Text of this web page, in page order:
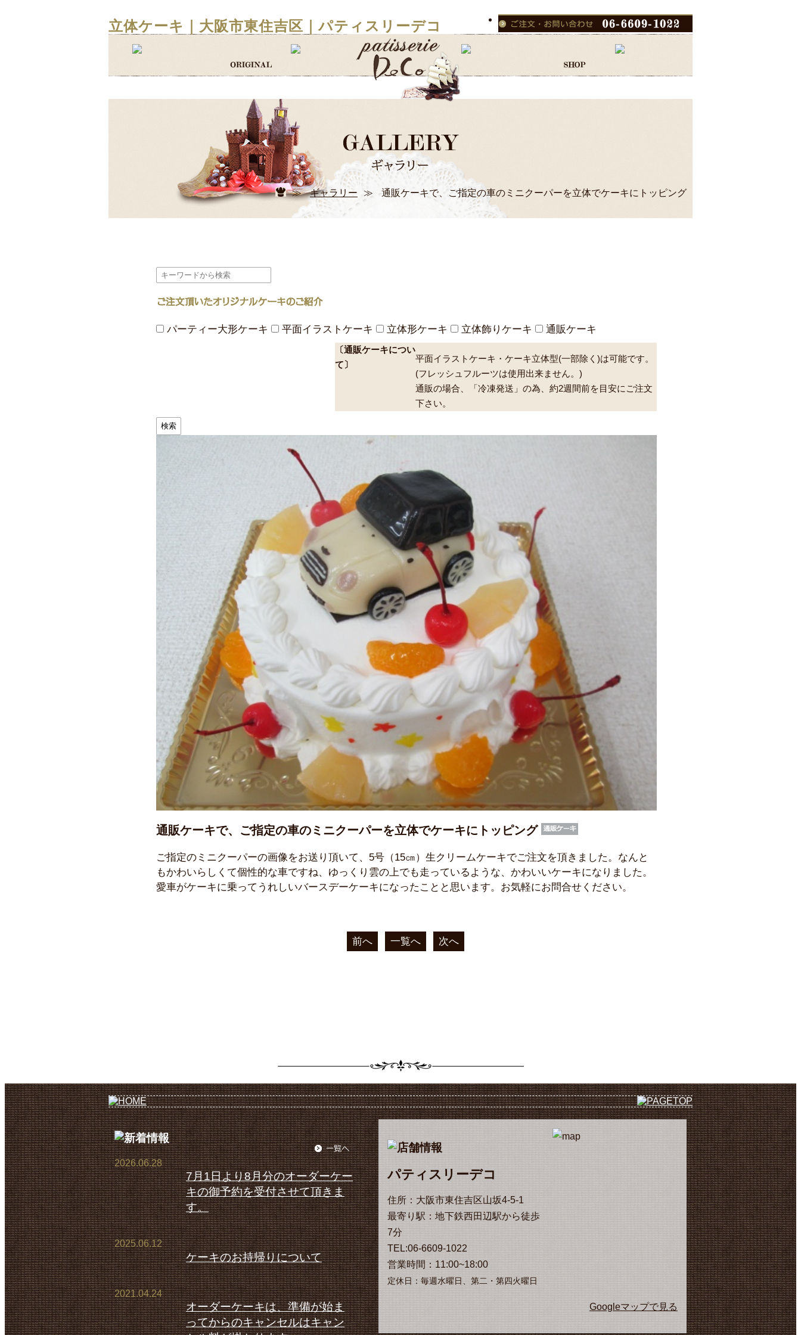
立体ケーキ｜大阪市東住吉区｜パティスリーデコ
≫ ギャラリー ≫ 通販ケーキで、ご指定の車のミニクーパーを立体でケーキにトッピング
パーティー大形ケーキ 平面イラストケーキ 立体形ケーキ 立体飾りケーキ 通販ケーキ
〔通販ケーキについ
て〕
平面イラストケーキ・ケーキ立体型(一部除く)は可能です。
(フレッシュフルーツは使用出来ません。)
通販の場合、「冷凍発送」の為、約2週間前を目安にご注文
下さい。
通販ケーキで、ご指定の車のミニクーパーを立体でケーキにトッピング
ご指定のミニクーパーの画像をお送り頂いて、5号（15㎝）生クリームケーキでご注文を頂きました。なんと
もかわいらしくて個性的な車ですね、ゆっくり雲の上でも走っているような、かわいいケーキになりました。
愛車がケーキに乗ってうれしいバースデーケーキになったことと思います。お気軽にお問合せください。
前へ 一覧へ 次へ
2026.06.28
7月1日より8月分のオーダーケー
キの御予約を受付させて頂きま
す。
2025.06.12
ケーキのお持帰りについて
2021.04.24
オーダーケーキは、準備が始ま
ってからのキャンセルはキャン
パティスリーデコ
住所：大阪市東住吉区山坂4-5-1
最寄り駅：地下鉄西田辺駅から徒歩
7分
TEL:06-6609-1022
営業時間：11:00~18:00
定休日：毎週水曜日、第二・第四火曜日
Googleマップで見る